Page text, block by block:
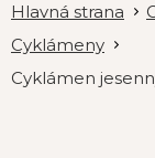
Cyklámeny
Cyklámen